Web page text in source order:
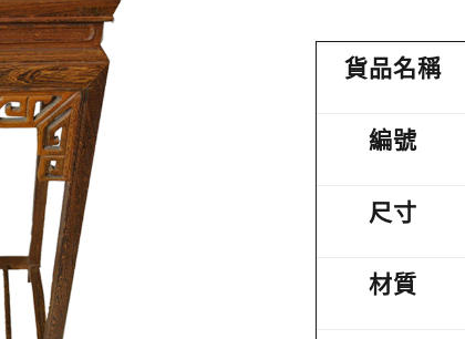
貨品名稱
編號
尺寸
材質